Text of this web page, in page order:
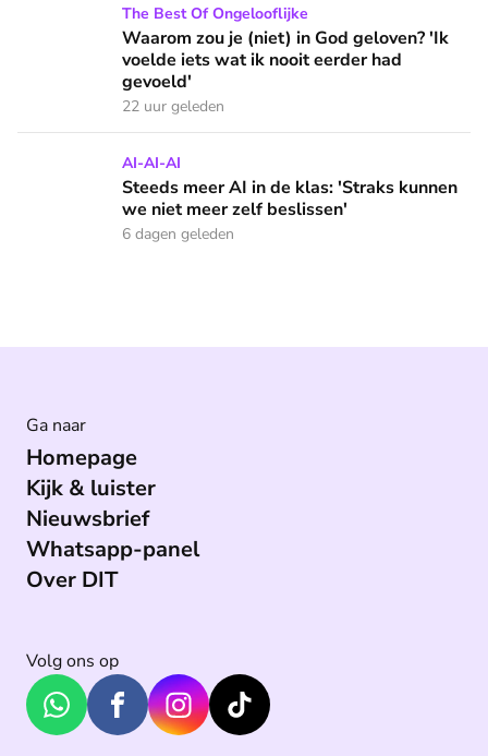
Waarom zou je (niet) in God geloven? 'Ik voelde iets wat
The Best Of Ongelooflijke
Waarom zou je (niet) in God geloven? 'Ik
voelde iets wat ik nooit eerder had
gevoeld'
22 uur geleden
Steeds meer AI in de klas: 'Straks kunnen we niet meer
AI-AI-AI
Steeds meer AI in de klas: 'Straks kunnen
we niet meer zelf beslissen'
6 dagen geleden
Ga naar
Homepage
Kijk & luister
Nieuwsbrief
Whatsapp-panel
Over DIT
Volg ons op